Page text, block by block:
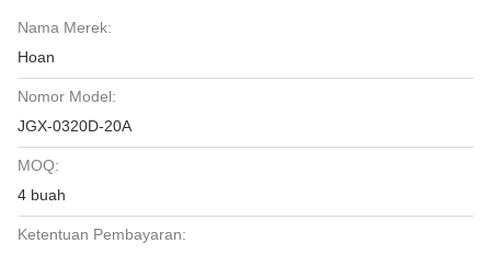
Nama Merek:
Hoan
Nomor Model:
JGX-0320D-20A
MOQ:
4 buah
Ketentuan Pembayaran: